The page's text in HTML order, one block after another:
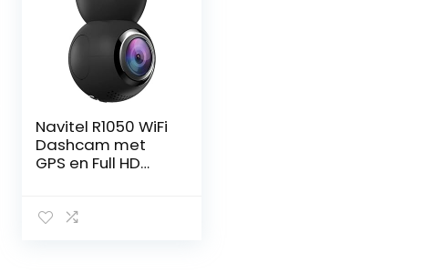
Navitel R1050 WiFi
Dashcam met
GPS en Full HD